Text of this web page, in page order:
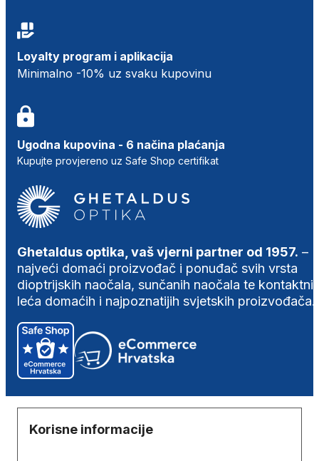
Loyalty program i aplikacija
Minimalno -10% uz svaku kupovinu
Ugodna kupovina - 6 načina plaćanja
Kupujte provjereno uz Safe Shop certifikat
Ghetaldus optika, vaš vjerni partner od 1957. –
najveći domaći proizvođač i ponuđač svih vrsta
dioptrijskih naočala, sunčanih naočala te
leća domaćih i najpoznatijih svjetskih proizvođača.
Korisne informacije